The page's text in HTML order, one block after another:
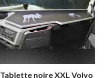
Tablette noire XXL Volvo